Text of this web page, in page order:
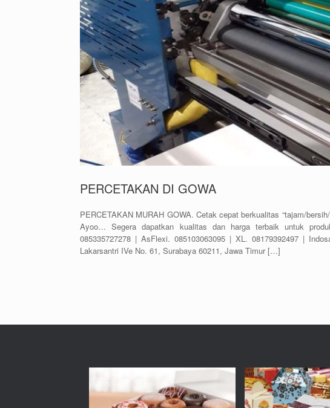
PERCETAKAN DI GOWA
PERCETAKAN MURAH GOWA. Cetak cepat berkualitas “tajam/
Ayoo… Segera dapatkan kualitas dan harga terbaik untuk
085335727278 | AsFlexi. 085103063095 | XL. 08179392497 |
Lakarsantri IVe No. 61, Surabaya 60211, Jawa Timur […]